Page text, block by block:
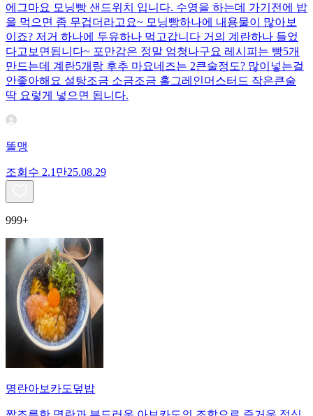
에그마요 모닝빵 샌드위치 입니다. 수영을 하는데 가기전에 밥
을 먹으면 좀 무겁더라고요~ 모닝빵하나에 내용물이 많아보
이죠? 저거 하나에 두유하나 먹고갑니다 거의 계란하나 들었
다고보면됩니다~ 포만감은 정말 엄청나구요 레시피는 빵5개
만드는데 계란5개랑 후추 마요네즈는 2큰술정도? 많이넣는걸
안좋아해요 설탕조금 소금조금 홀그레인머스터드 작은큰술
딱 요렇게 넣으면 됩니다.
똘맹
조회수 2.1만25.08.29
999+
명란아보카도덮밥